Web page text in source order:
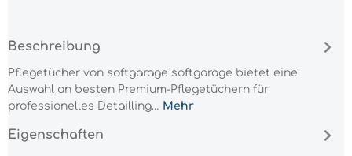
Beschreibung
Pflegetücher von softgarage softgarage bietet eine
Auswahl an besten Premium-Pflegetüchern für
professionelles Detailling… Mehr
Eigenschaften